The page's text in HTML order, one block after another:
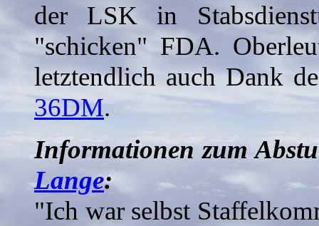
der LSK in
"schicken" FDA.
letztendlich auch Dank
36DM.
Informationen zum
Lange:
"Ich war selbst